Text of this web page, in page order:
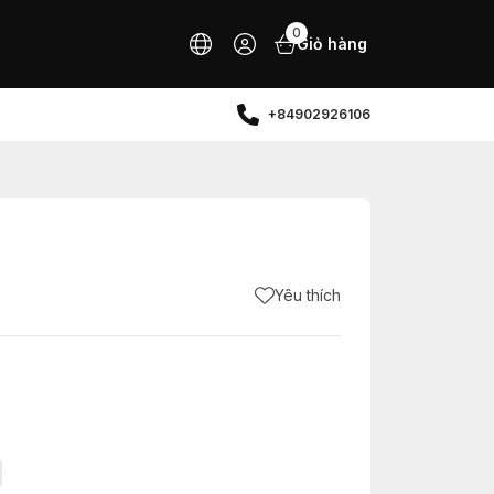
0
Giỏ hàng
+84902926106
Yêu thích